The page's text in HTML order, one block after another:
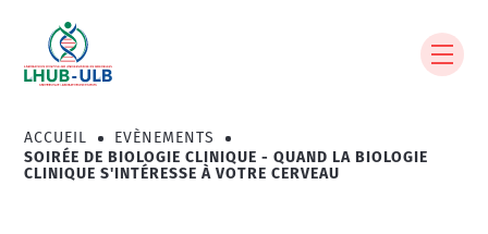
contenu
principal
Fil
d'Ariane
ACCUEIL
EVÈNEMENTS
SOIRÉE DE BIOLOGIE CLINIQUE - QUAND LA BIOLOGIE
CLINIQUE S'INTÉRESSE À VOTRE CERVEAU